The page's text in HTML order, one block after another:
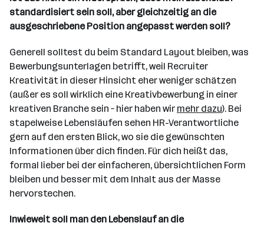
standardisiert sein soll, aber gleichzeitig an die
ausgeschriebene Position angepasst werden soll?
Generell solltest du beim Standard Layout bleiben, was
Bewerbungsunterlagen betrifft, weil Recruiter
Kreativität in dieser Hinsicht eher weniger schätzen
(außer es soll wirklich eine Kreativbewerbung in einer
kreativen Branche sein – hier haben wir mehr dazu). Bei
stapelweise Lebensläufen sehen HR-Verantwortliche
gern auf den ersten Blick, wo sie die gewünschten
Informationen über dich finden. Für dich heißt das,
formal lieber bei der einfacheren, übersichtlichen Form
bleiben und besser mit dem Inhalt aus der Masse
hervorstechen.
Inwieweit soll man den Lebenslauf an die